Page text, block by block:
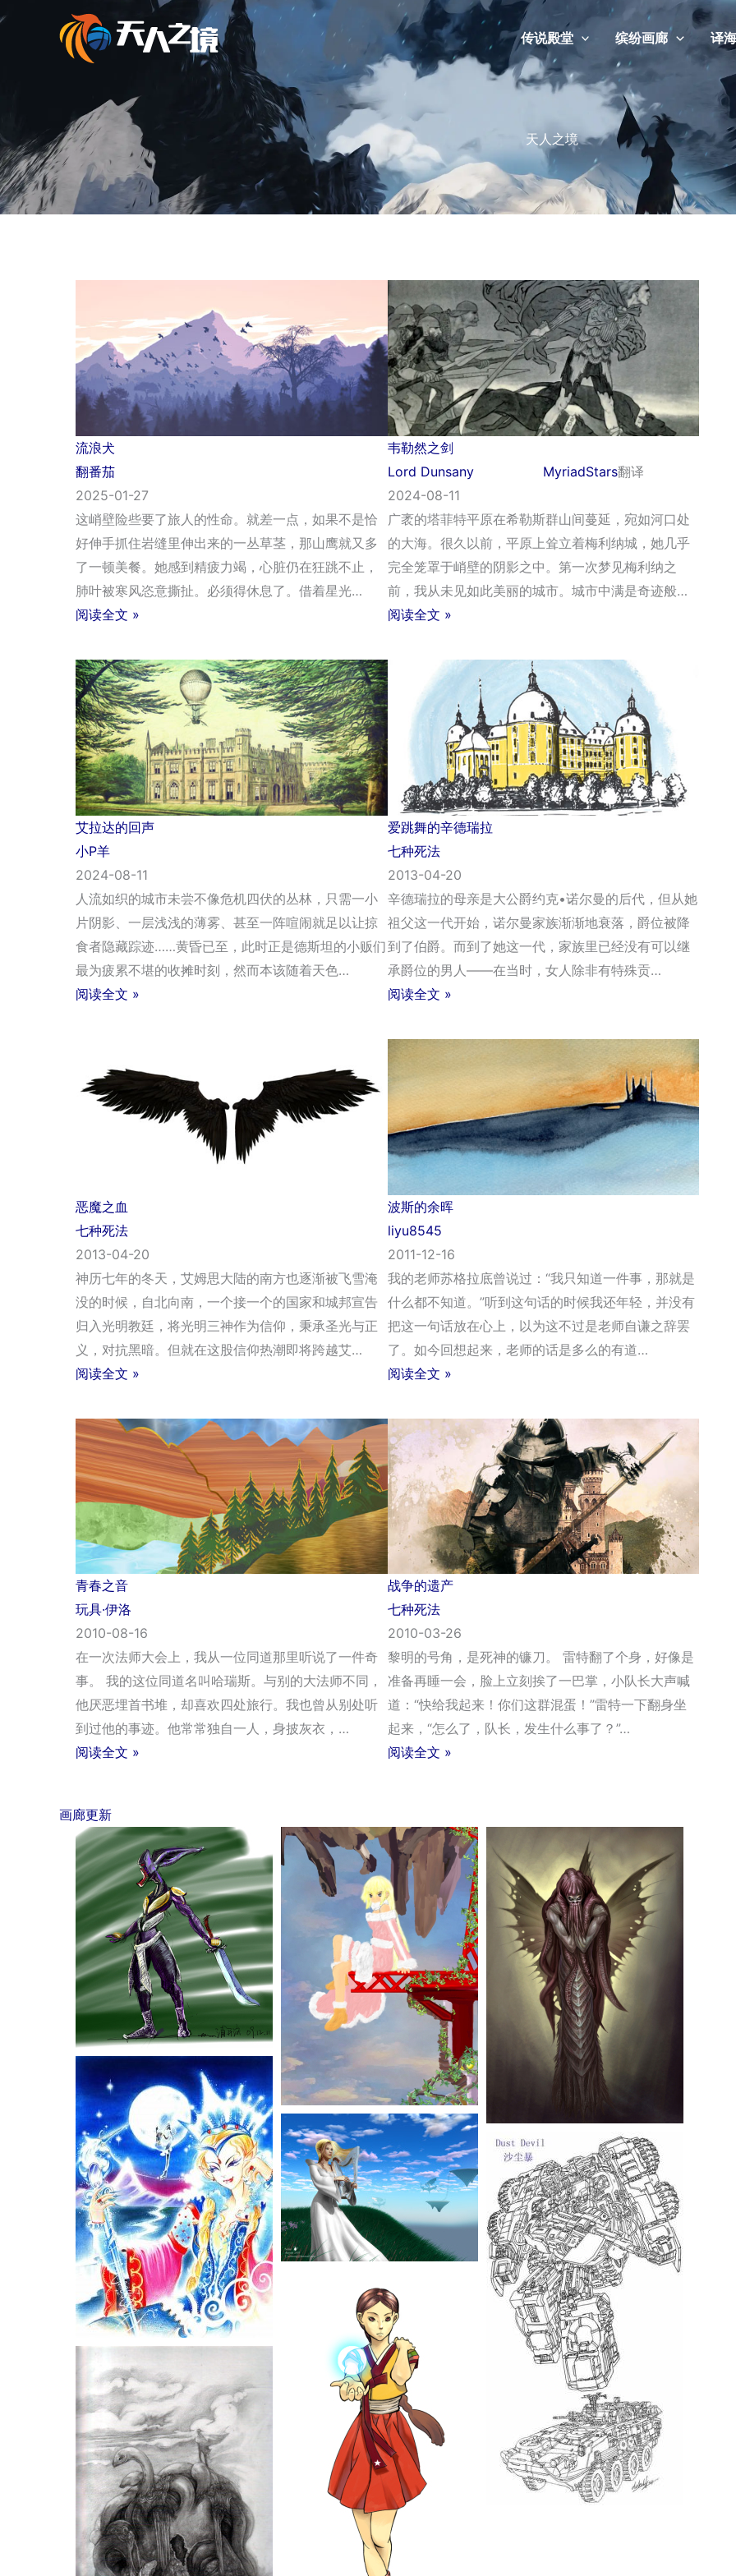
传说殿堂 缤纷画廊 译
天人之境
流浪犬
翻番茄
2025-01-27
这峭壁险些要了旅人的性命。就差一点，如果不是恰
好伸手抓住岩缝里伸出来的一丛草茎，那山鹰就又多
了一顿美餐。她感到精疲力竭，心脏仍在狂跳不止，
肺叶被寒风恣意撕扯。必须得休息了。借着星光…
阅读全文 »
韦勒然之剑
Lord Dunsany
MyriadStars翻译
2024-08-11
广袤的塔菲特平原在希勒斯群山间蔓延，宛如河口处
的大海。很久以前，平原上耸立着梅利纳城，她几乎
完全笼罩于峭壁的阴影之中。第一次梦见梅利纳之
前，我从未见如此美丽的城市。城市中满是奇迹般…
阅读全文 »
艾拉达的回声
小P羊
2024-08-11
人流如织的城市未尝不像危机四伏的丛林，只需一小
片阴影、一层浅浅的薄雾、甚至一阵喧闹就足以让掠
食者隐藏踪迹……黄昏已至，此时正是德斯坦的小贩们
最为疲累不堪的收摊时刻，然而本该随着天色…
阅读全文 »
爱跳舞的辛德瑞拉
七种死法
2013-04-20
辛德瑞拉的母亲是大公爵约克•诺尔曼的后代，但从她
祖父这一代开始，诺尔曼家族渐渐地衰落，爵位被降
到了伯爵。而到了她这一代，家族里已经没有可以继
承爵位的男人——在当时，女人除非有特殊贡…
阅读全文 »
恶魔之血
七种死法
2013-04-20
神历七年的冬天，艾姆思大陆的南方也逐渐被飞雪淹
没的时候，自北向南，一个接一个的国家和城邦宣告
归入光明教廷，将光明三神作为信仰，秉承圣光与正
义，对抗黑暗。但就在这股信仰热潮即将跨越艾…
阅读全文 »
波斯的余晖
liyu8545
2011-12-16
我的老师苏格拉底曾说过：“我只知道一件事，那就是
什么都不知道。”听到这句话的时候我还年轻，并没有
把这一句话放在心上，以为这不过是老师自谦之辞罢
了。如今回想起来，老师的话是多么的有道…
阅读全文 »
青春之音
玩具·伊洛
2010-08-16
在一次法师大会上，我从一位同道那里听说了一件奇
事。 我的这位同道名叫哈瑞斯。与别的大法师不同，
他厌恶埋首书堆，却喜欢四处旅行。我也曾从别处听
到过他的事迹。他常常独自一人，身披灰衣，…
阅读全文 »
战争的遗产
七种死法
2010-03-26
黎明的号角，是死神的镰刀。 雷特翻了个身，好像是
准备再睡一会，脸上立刻挨了一巴掌，小队长大声喊
道：“快给我起来！你们这群混蛋！”雷特一下翻身坐
起来，“怎么了，队长，发生什么事了？”…
阅读全文 »
画廊更新